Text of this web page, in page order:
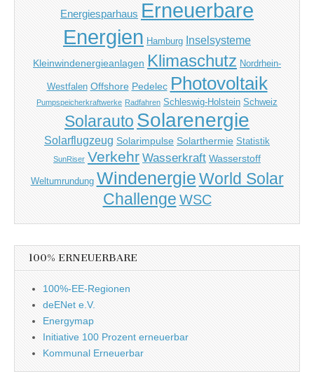
Energiesparhaus Erneuerbare
Energien Hamburg Inselsysteme
Kleinwindenergieanlagen Klimaschutz Nordrhein-
Westfalen Offshore Pedelec Photovoltaik
Pumpspeicherkraftwerke Radfahren Schleswig-Holstein Schweiz
Solarauto Solarenergie
Solarflugzeug Solarimpulse Solarthermie Statistik
SunRiser Verkehr Wasserkraft Wasserstoff
Weltumrundung Windenergie World Solar
Challenge WSC
100% ERNEUERBARE
100%-EE-Regionen
deENet e.V.
Energymap
Initiative 100 Prozent erneuerbar
Kommunal Erneuerbar